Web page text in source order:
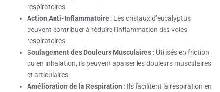
respiratoires.
Action Anti-Inflammatoire : Les cristaux d’eucalyptus
peuvent contribuer à réduire l’inflammation des voies
respiratoires.
Soulagement des Douleurs Musculaires : Utilisés en friction
ou en inhalation, ils peuvent apaiser les douleurs musculaires
et articulaires.
Amélioration de la Respiration : Ils facilitent la respiration en